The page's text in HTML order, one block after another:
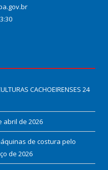
CACHOEIRENSES 24
abril de 2026
de costura pelo
de 2026